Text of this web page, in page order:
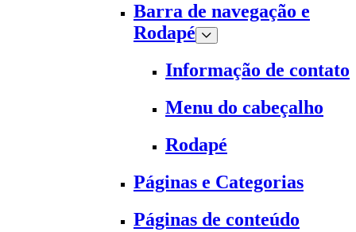
Barra de navegação e
Rodapé
Informação de contato
Menu do cabeçalho
Rodapé
Páginas e Categorias
Páginas de conteúdo